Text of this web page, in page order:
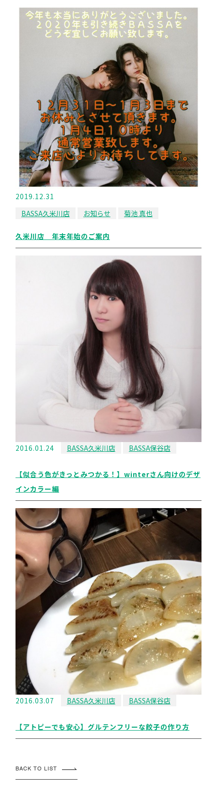
2019.12.31
BASSA久米川店
お知らせ 菊池 真也
久米川店 年末年始のご案内
2016.01.24 BASSA久米川店 BASSA保谷店
【似合う色がきっとみつかる！】winterさん向けのデザ
インカラー編
2016.03.07 BASSA久米川店 BASSA保谷店
【アトピーでも安心】グルテンフリーな餃子の作り方
BACK TO LIST